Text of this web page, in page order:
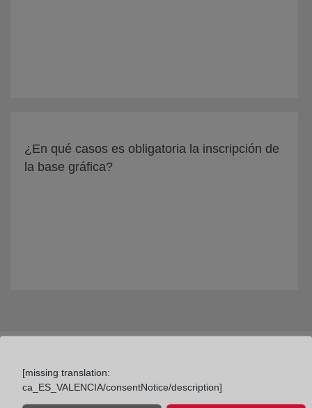
¿En qué casos es obligatoria la inscripción de
la base gráfica?
[missing translation:
ca_ES_VALENCIA/consentNotice/description]